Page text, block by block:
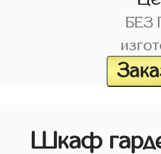
БЕЗ
Шкаф